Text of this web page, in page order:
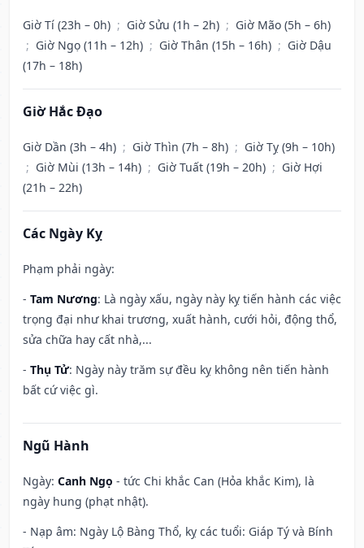
Giờ Tí (23h – 0h) ; Giờ Sửu (1h – 2h) ; Giờ Mão (5h – 6h)
; Giờ Ngọ (11h – 12h) ; Giờ Thân (15h – 16h) ; Giờ Dậu
(17h – 18h)
Giờ Hắc Đạo
Giờ Dần (3h – 4h) ; Giờ Thìn (7h – 8h) ; Giờ Tỵ (9h – 10h)
; Giờ Mùi (13h – 14h) ; Giờ Tuất (19h – 20h) ; Giờ Hợi
(21h – 22h)
Các Ngày Kỵ
Phạm phải ngày:
- Tam Nương: Là ngày xấu, ngày này kỵ tiến hành các việc
trọng đại như khai trương, xuất hành, cưới hỏi, động thổ,
sửa chữa hay cất nhà,...
- Thụ Tử: Ngày này trăm sự đều kỵ không nên tiến hành
bất cứ việc gì.
Ngũ Hành
Ngày: Canh Ngọ - tức Chi khắc Can (Hỏa khắc Kim), là
ngày hung (phạt nhật).
- Nạp âm: Ngày Lộ Bàng Thổ, kỵ các tuổi: Giáp Tý và Bính